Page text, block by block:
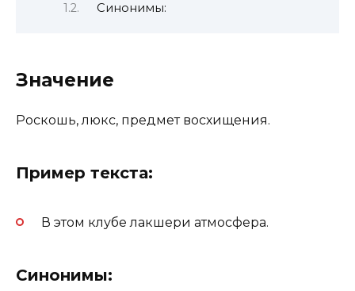
Синонимы:
Значение
Роскошь, люкс, предмет восхищения.
Пример текста:
В этом клубе лакшери атмосфера.
Синонимы: